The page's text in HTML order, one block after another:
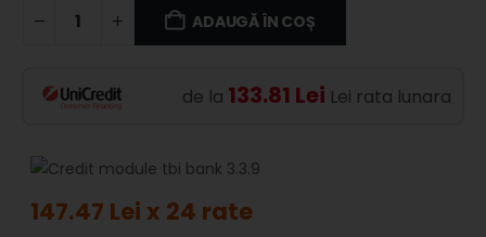
ADAUGĂ ÎN COȘ
de la 133.81 Lei Lei rata lunara
147.47 Lei x 24 rate